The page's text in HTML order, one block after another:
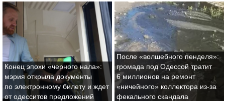
Конец эпохи «черного нала»:
мэрия открыла документы
по электронному билету и ждет
от одесситов предложений
После «волшебного пенделя»:
громада под Одессой тратит
6 миллионов на ремонт
«ничейного» коллектора из-за
фекального скандала